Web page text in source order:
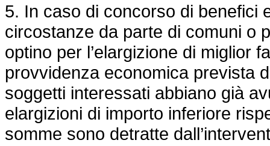
5. In caso di concorso di benefici
circostanze da parte di comuni o
optino per l’elargizione di miglior
provvidenza economica prevista
soggetti interessati abbiano già
elargizioni di importo inferiore
somme sono detratte